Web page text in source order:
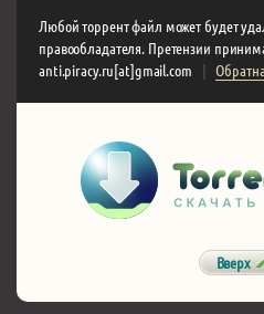
Любой торрент файл может будет
правообладателя. Претензии
anti.piracy.ru[at]gmail.com
|
Вверх